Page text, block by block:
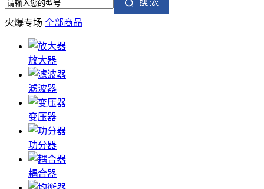
火爆专场 全部商品
放大器
滤波器
变压器
功分器
耦合器